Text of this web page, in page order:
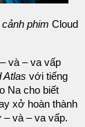
phim Cloud
và – va vấp
Atlas với tiếng
Na cho biết
xở hoàn thành
– và – va vấp.